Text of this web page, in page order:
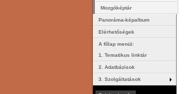
Mozgóképtár
Panoráma-képalbum
Elérhetőségek
A főlap menüi:
1. Tematikus linktár
2. Adatbázisok
3. Szolgáltatások